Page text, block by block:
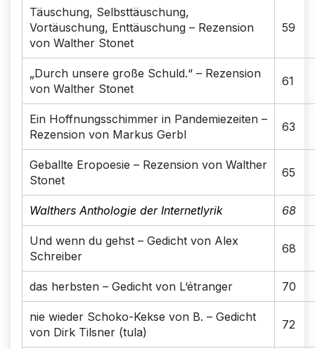
Täuschung, Selbsttäuschung,
Vortäuschung, Enttäuschung – Rezension
von Walther Stonet
59
„Durch unsere große Schuld.“ – Rezension
von Walther Stonet
61
Ein Hoffnungsschimmer in Pandemiezeiten –
Rezension von Markus Gerbl
63
Geballte Eropoesie – Rezension von Walther
Stonet
65
Walthers Anthologie der Internetlyrik 68
Und wenn du gehst – Gedicht von Alex
Schreiber
68
das herbsten – Gedicht von L‘étranger 70
nie wieder Schoko-Kekse von B. – Gedicht
von Dirk Tilsner (tula)
72